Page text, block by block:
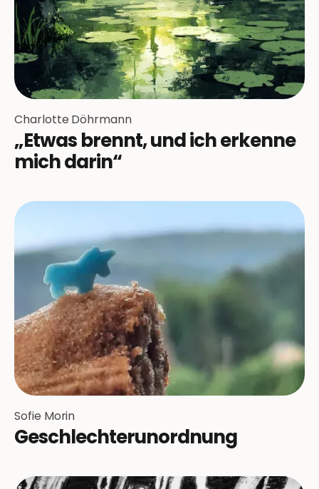
Charlotte Döhrmann
„Etwas brennt, und ich erkenne
mich darin“
Sofie Morin
Geschlechterunordnung